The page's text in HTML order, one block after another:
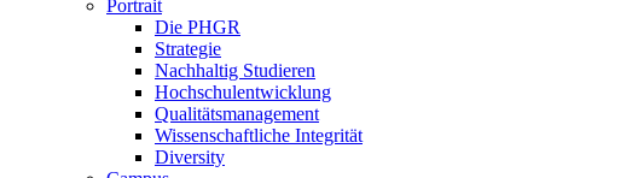
Portrait
Die PHGR
Strategie
Nachhaltig Studieren
Hochschulentwicklung
Qualitätsmanagement
Wissenschaftliche Integrität
Diversity